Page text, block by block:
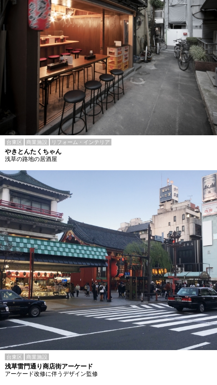
台東区 商業施設 リフォーム・インテリア
やきとんたくちゃん
浅草の路地の居酒屋
台東区 商業施設
浅草雷門通り商店街アーケード
アーケード改修に伴うデザイン監修